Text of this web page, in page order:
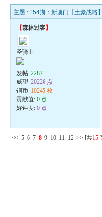
主题 : 154期：新澳门【土豪战略
【森林过客】
圣骑士
发帖:2287
威望:20226 点
铜币: 10245 枚
贡献值:0 点
好评度:0 点
<< 5 6 7 8 9 10 11 12 >> [共15